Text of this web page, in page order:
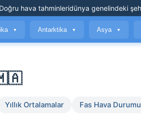
Doğru hava tahminleridünya genelindeki
▼ Antarktika ▼ Asya ▼
🇲🇦
Yıllık Ortalamalar Fas Hava Durumu